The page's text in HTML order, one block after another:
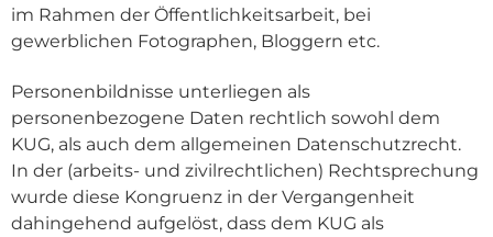
im Rahmen der Öffentlichkeitsarbeit, bei
gewerblichen Fotographen, Bloggern etc.
Personenbildnisse unterliegen als
personenbezogene Daten rechtlich sowohl dem
KUG, als auch dem allgemeinen Datenschutzrecht.
In der (arbeits- und zivilrechtlichen) Rechtsprechung
wurde diese Kongruenz in der Vergangenheit
dahingehend aufgelöst, dass dem KUG als